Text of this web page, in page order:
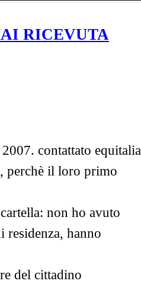
RICEVUTA
contattato equitalia
perchè il loro primo
non ho avuto
residenza, hanno
del cittadino